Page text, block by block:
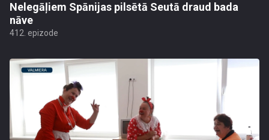
Nelegāļiem Spānijas pilsētā Seutā draud bada
nāve
412. epizode